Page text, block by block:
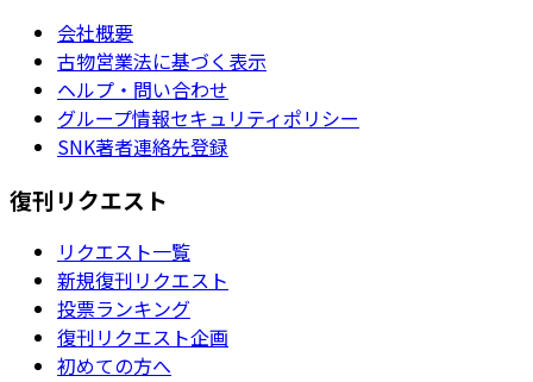
会社概要
古物営業法に基づく表示
ヘルプ・問い合わせ
グループ情報セキュリティポリシー
SNK著者連絡先登録
復刊リクエスト
リクエスト一覧
新規復刊リクエスト
投票ランキング
復刊リクエスト企画
初めての方へ